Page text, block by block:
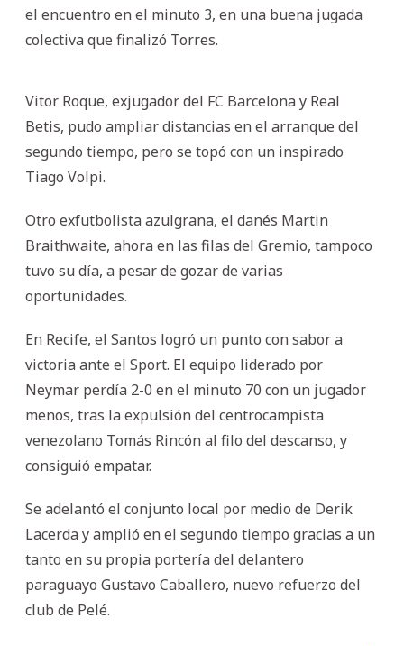
el encuentro en el minuto 3, en una buena jugada
colectiva que finalizó Torres.
Vitor Roque, exjugador del FC Barcelona y Real
Betis, pudo ampliar distancias en el arranque del
segundo tiempo, pero se topó con un inspirado
Tiago Volpi.
Otro exfutbolista azulgrana, el danés Martin
Braithwaite, ahora en las filas del Gremio, tampoco
tuvo su día, a pesar de gozar de varias
oportunidades.
En Recife, el Santos logró un punto con sabor a
victoria ante el Sport. El equipo liderado por
Neymar perdía 2-0 en el minuto 70 con un jugador
menos, tras la expulsión del centrocampista
venezolano Tomás Rincón al filo del descanso, y
consiguió empatar.
Se adelantó el conjunto local por medio de Derik
Lacerda y amplió en el segundo tiempo gracias a un
tanto en su propia portería del delantero
paraguayo Gustavo Caballero, nuevo refuerzo del
club de Pelé.